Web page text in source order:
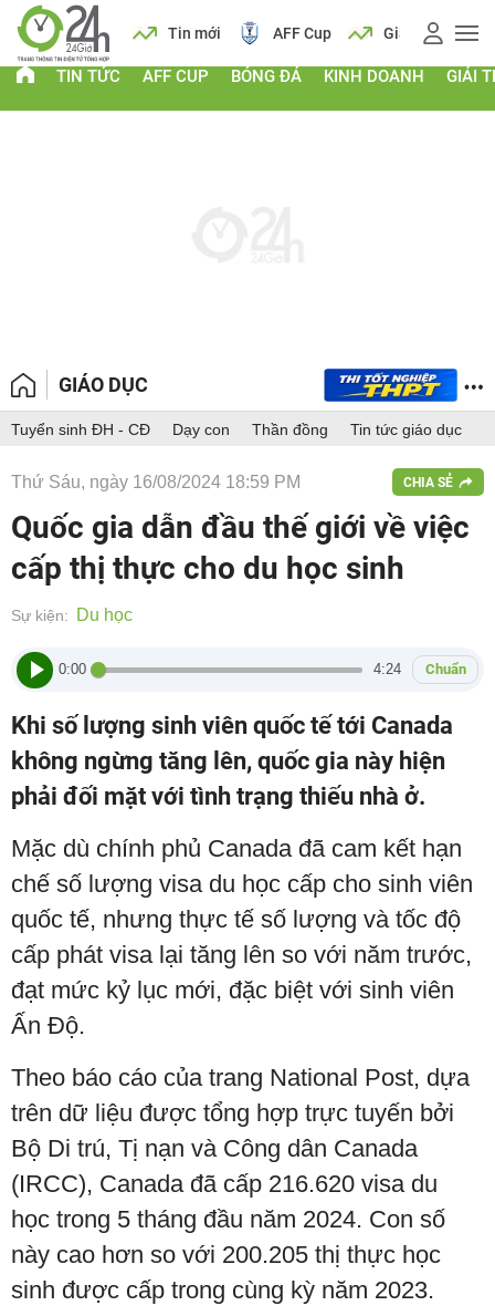
Lịch Tin mới AFF Cup Giá vàng
TIN TỨC AFF CUP BÓNG ĐÁ KINH DOANH GIẢI
GIÁO DỤC
Tuyển sinh ĐH - CĐ Dạy con Thần đồng Tin tức giáo dục
Thứ Sáu, ngày 16/08/2024 18:59 PM CHIA SẺ
Quốc gia dẫn đầu thế giới về việc
cấp thị thực cho du học sinh
Sự kiện: Du học
0:00 4:24 Chuẩn
Khi số lượng sinh viên quốc tế tới Canada
không ngừng tăng lên, quốc gia này hiện
phải đối mặt với tình trạng thiếu nhà ở.
Mặc dù chính phủ Canada đã cam kết hạn
chế số lượng visa du học cấp cho sinh viên
quốc tế, nhưng thực tế số lượng và tốc độ
cấp phát visa lại tăng lên so với năm trước,
đạt mức kỷ lục mới, đặc biệt với sinh viên
Ấn Độ.
Theo báo cáo của trang National Post, dựa
trên dữ liệu được tổng hợp trực tuyến bởi
Bộ Di trú, Tị nạn và Công dân Canada
(IRCC), Canada đã cấp 216.620 visa du
học trong 5 tháng đầu năm 2024. Con số
này cao hơn so với 200.205 thị thực học
sinh được cấp trong cùng kỳ năm 2023.